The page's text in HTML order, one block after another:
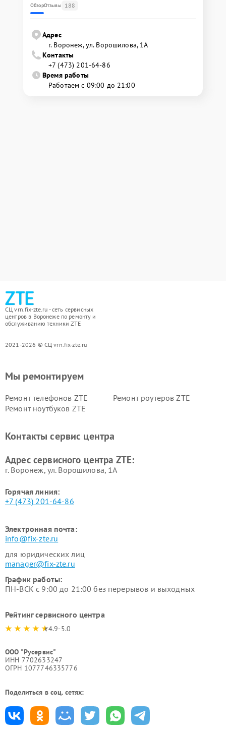
ОбзорОтзывы 188
Адрес
г. Воронеж, ул. Ворошилова, 1А
Контакты
+7 (473) 201-64-86
Время работы
Работаем с 09:00 до 21:00
СЦ vrn.fix-zte.ru - сеть сервисных
центров в Воронеже по ремонту и
обслуживанию техники ZTE
2021-2026 © СЦ vrn.fix-zte.ru
Мы ремонтируем
Ремонт телефонов ZTE
Ремонт роутеров ZTE
Ремонт ноутбуков ZTE
Контакты сервис центра
Адрес сервисного центра ZTE:
г. Воронеж, ул. Ворошилова, 1А
Горячая линия:
+7 (473) 201-64-86
Электронная почта:
info@fix-zte.ru
для юридических лиц
manager@fix-zte.ru
График работы:
ПН-ВСК с 9:00 до 21:00 без перерывов и выходных
Рейтинг сервисного центра
4.9-5.0
ООО "Русервис"
ИНН 7702633247
ОГРН 1077746335776
Поделиться в соц. сетях: